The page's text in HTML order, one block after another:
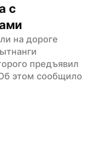
с
на дороге
предъявил
этом сообщило